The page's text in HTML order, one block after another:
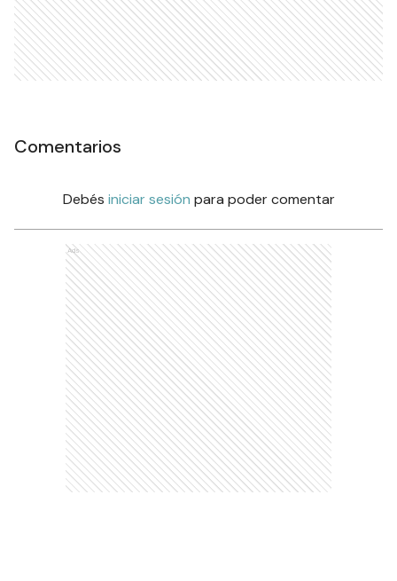
Comentarios
Debés iniciar sesión para poder comentar
Ads